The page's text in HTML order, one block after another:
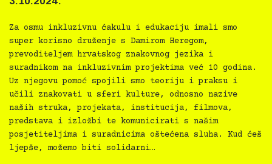
Za osmu inkluzivnu ćakulu i edukaciju imali smo
super korisno druženje s Damirom Heregom,
prevoditeljem hrvatskog znakovnog jezika i
suradnikom na inkluzivnim projektima već 10 godina.
Uz njegovu pomoć spojili smo teoriju i praksu i
učili znakovati u sferi kulture, odnosno nazive
naših struka, projekata, institucija, filmova,
predstava i izložbi te komunicirati s našim
posjetiteljima i suradnicima oštećena sluha. Kud ćeš
ljepše, možemo biti solidarni…